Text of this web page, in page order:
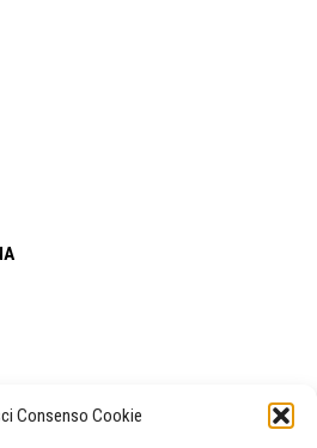
Consenso Cookie
338 5714978 (orario apertura Galleria)